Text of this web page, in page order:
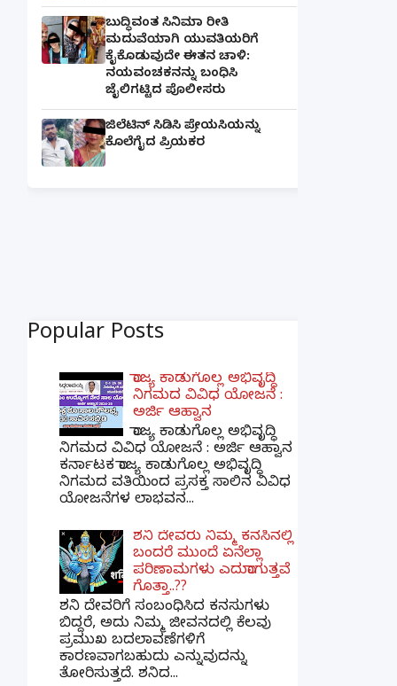
ಬುದ್ಧಿವಂತ ಸಿನಿಮಾ ರೀತಿ
ಮದುವೆಯಾಗಿ ಯುವತಿಯರಿಗೆ
ಕೈಕೊಡುವುದೇ ಈತನ ಚಾಳಿ:
ನಯವಂಚಕನನ್ನು ಬಂಧಿಸಿ
ಜೈಲಿಗಟ್ಟಿದ ಪೊಲೀಸರು
ಜಿಲೆಟಿನ್ ಸಿಡಿಸಿ ಪ್ರೇಯಸಿಯನ್ನು
ಕೊಲೆಗೈದ ಪ್ರಿಯಕರ
Popular Posts
ರಾಜ್ಯ ಕಾಡುಗೊಲ್ಲ ಅಭಿವೃದ್ಧಿ
ನಿಗಮದ ವಿವಿಧ ಯೋಜನೆ :
ಅರ್ಜಿ ಆಹ್ವಾನ
ರಾಜ್ಯ ಕಾಡುಗೊಲ್ಲ ಅಭಿವೃದ್ಧಿ
ನಿಗಮದ ವಿವಿಧ ಯೋಜನೆ : ಅರ್ಜಿ ಆಹ್ವಾನ
ಕರ್ನಾಟಕ ರಾಜ್ಯ ಕಾಡುಗೊಲ್ಲ ಅಭಿವೃದ್ಧಿ
ನಿಗಮದ ವತಿಯಿಂದ ಪ್ರಸಕ್ತ ಸಾಲಿನ ವಿವಿಧ
ಯೋಜನೆಗಳ ಲಾಭವನ...
ಶನಿ ದೇವರು ನಿಮ್ಮ ಕನಸಿನಲ್ಲಿ
ಬಂದರೆ ಮುಂದೆ ಏನೆಲ್ಲಾ
ಪರಿಣಾಮಗಳು ಎದುರಾಗುತ್ತವೆ
ಗೊತ್ತಾ..??
ಶನಿ ದೇವರಿಗೆ ಸಂಬಂಧಿಸಿದ ಕನಸುಗಳು
ಬಿದ್ದರೆ, ಅದು ನಿಮ್ಮ ಜೀವನದಲ್ಲಿ ಕೆಲವು
ಪ್ರಮುಖ ಬದಲಾವಣೆಗಳಿಗೆ
ಕಾರಣವಾಗಬಹುದು ಎನ್ನುವುದನ್ನು
ತೋರಿಸುತ್ತದೆ. ಶನಿದ...